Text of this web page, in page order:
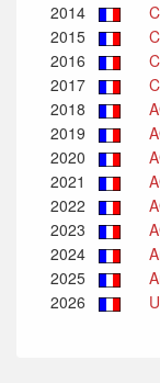
2014
2015
2016
2017
2018
2019
2020
2021
2022
2023
2024
2025
2026